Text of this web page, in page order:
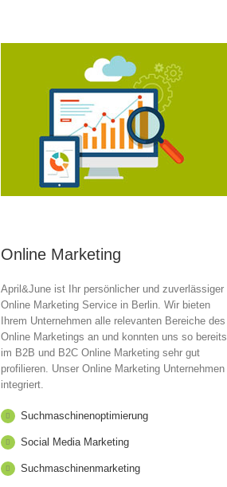
Online Marketing
April&June ist Ihr persönlicher und zuverlässiger
Online Marketing Service in Berlin. Wir bieten
Ihrem Unternehmen alle relevanten Bereiche des
Online Marketings an und konnten uns so bereits
im B2B und B2C Online Marketing sehr gut
profilieren. Unser Online Marketing Unternehmen
integriert.
Suchmaschinenoptimierung
Social Media Marketing
Suchmaschinenmarketing